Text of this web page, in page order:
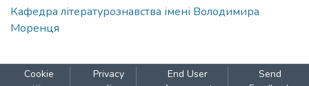
Кафедра літературознавства імені Володимира
Моренця
Cookie
Privacy
End User
Send